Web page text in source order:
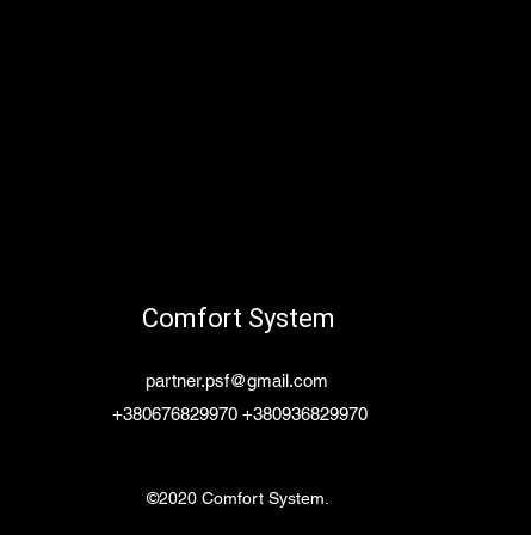
Comfort System
partner.psf@gmail.com
+380676829970 +380936829970
©2020 Comfort System.